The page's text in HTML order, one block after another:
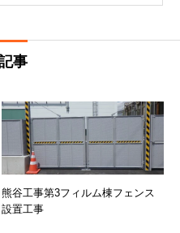
事
熊谷工事第3フィルム棟フェンス
設置工事